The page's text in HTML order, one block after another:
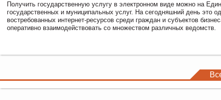
Получить государственную услугу в электронном виде можно на
государственных и муниципальных услуг. На сегодняшний день это
востребованных интернет-ресурсов среди граждан и субъектов
оперативно взаимодействовать со множеством различных ведомств.